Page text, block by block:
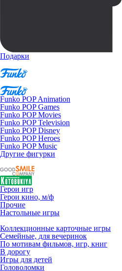
Подарки
Funko POP Animation
Funko POP Games
Funko POP Movies
Funko POP Television
Funko POP Disney
Funko POP Heroes
Funko POP Music
Другие фигурки
Герои игр
Герои кино, м/ф
Прочие
Настольные игры
Коллекционные карточные игры
Семейные, для вечеринок
По мотивам фильмов, игр, книг
В дорогу
Игры для детей
Головоломки